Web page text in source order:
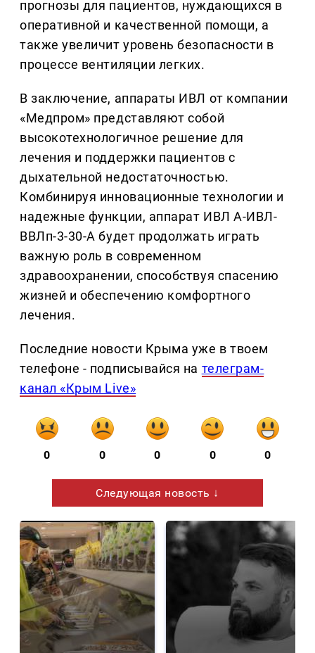
прогнозы для пациентов, нуждающихся в
оперативной и качественной помощи, а
также увеличит уровень безопасности в
процессе вентиляции легких.
В заключение, аппараты ИВЛ от компании
«Медпром» представляют собой
высокотехнологичное решение для
лечения и поддержки пациентов с
дыхательной недостаточностью.
Комбинируя инновационные технологии и
надежные функции, аппарат ИВЛ А-ИВЛ-
ВВЛп-3-30-А будет продолжать играть
важную роль в современном
здравоохранении, способствуя спасению
жизней и обеспечению комфортного
лечения.
Последние новости Крыма уже в твоем
телефоне - подписывайся на телеграм-
канал «Крым Live»
0 0 0 0 0
Следующая новость ↓